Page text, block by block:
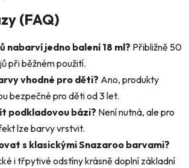
(FAQ)
nabarví jedno balení 18 ml? Přibližně 50
při běžném použití.
vhodné pro děti? Ano, produkty
bezpečné pro děti od 3 let.
podkladovou bázi? Není nutná, ale pro
lze barvy vrstvit.
s klasickými Snazaroo barvami?
i třpytivé odstíny krásně doplní základní